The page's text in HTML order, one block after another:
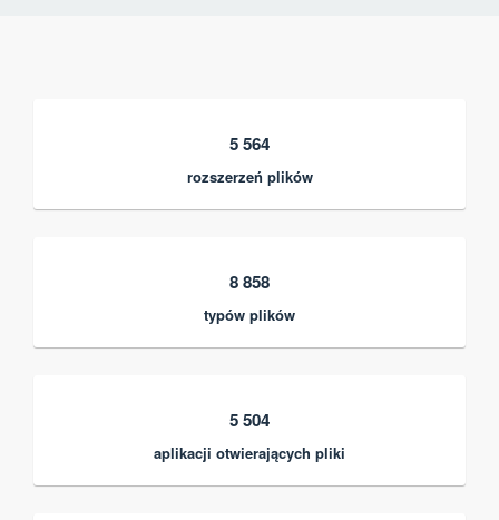
5 564
rozszerzeń plików
8 858
typów plików
5 504
aplikacji otwierających pliki